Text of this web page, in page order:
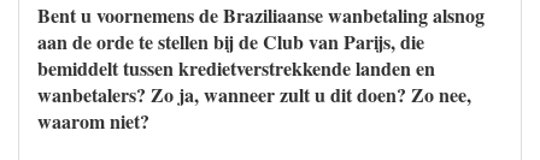
Bent u voornemens de Braziliaanse wanbetaling alsnog
aan de orde te stellen bij de Club van Parijs, die
bemiddelt tussen kredietverstrekkende landen en
wanbetalers? Zo ja, wanneer zult u dit doen? Zo nee,
waarom niet?